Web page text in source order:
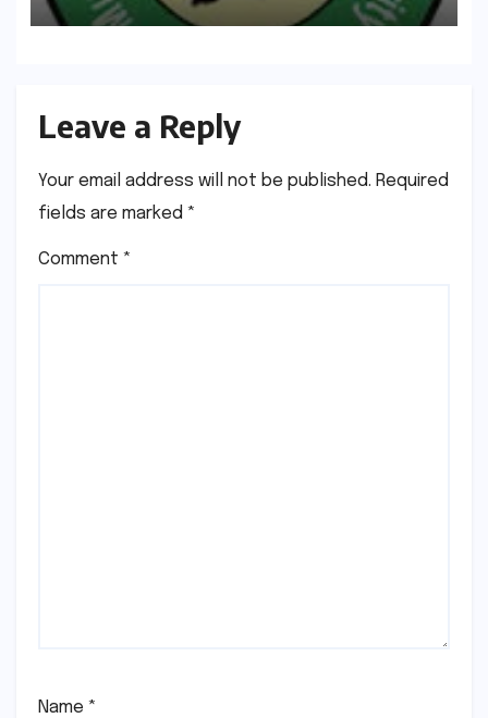
Leave a Reply
Your email address will not be published. Required
fields are marked *
Comment *
Name *